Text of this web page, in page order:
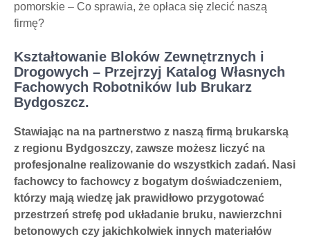
pomorskie – Co sprawia, że opłaca się zlecić naszą
firmę?
Kształtowanie Bloków Zewnętrznych i
Drogowych – Przejrzyj Katalog Własnych
Fachowych Robotników lub Brukarz
Bydgoszcz.
Stawiając na na partnerstwo z naszą firmą brukarską
z regionu Bydgoszczy, zawsze możesz liczyć na
profesjonalne realizowanie do wszystkich zadań. Nasi
fachowcy to fachowcy z bogatym doświadczeniem,
którzy mają wiedzę jak prawidłowo przygotować
przestrzeń strefę pod układanie bruku, nawierzchni
betonowych czy jakichkolwiek innych materiałów